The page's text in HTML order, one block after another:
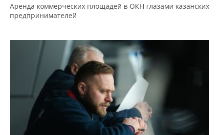
Аренда коммерческих площадей в ОКН глазами казанских
предпринимателей